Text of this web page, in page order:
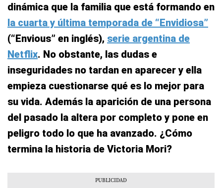
dinámica que la familia que está formando en
la cuarta y última temporada de “Envidiosa”
(“Envious” en inglés), serie argentina de
Netflix. No obstante, las dudas e
inseguridades no tardan en aparecer y ella
empieza cuestionarse qué es lo mejor para
su vida. Además la aparición de una persona
del pasado la altera por completo y pone en
peligro todo lo que ha avanzado. ¿Cómo
termina la historia de Victoria Mori?